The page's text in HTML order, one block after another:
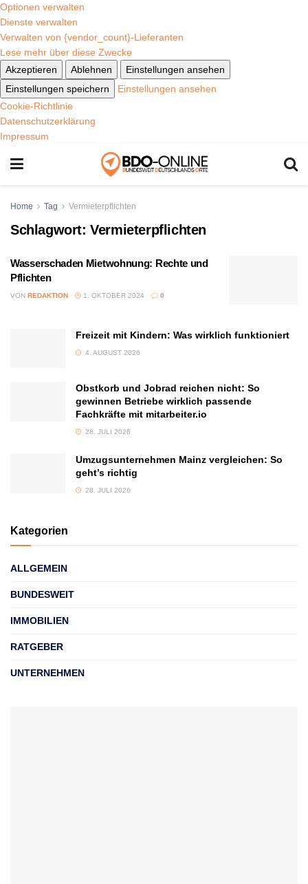
Optionen verwalten
Dienste verwalten
Verwalten von {vendor_count}-Lieferanten
Lese mehr über diese Zwecke
Akzeptieren
Ablehnen
Einstellungen ansehen
Einstellungen speichern
Einstellungen ansehen
Cookie-Richtlinie
Datenschutzerklärung
Impressum
Home Tag Vermieterpflichten
Schlagwort:Vermieterpflichten
Wasserschaden Mietwohnung: Rechte und
Pflichten
VON REDAKTION 1. OKTOBER 2024 0
Freizeit mit Kindern: Was wirklich funktioniert
4. AUGUST 2026
Obstkorb und Jobrad reichen nicht: So
gewinnen Betriebe wirklich passende
Fachkräfte mit mitarbeiter.io
28. JULI 2026
Umzugsunternehmen Mainz vergleichen: So
geht’s richtig
28. JULI 2026
Kategorien
ALLGEMEIN
BUNDESWEIT
IMMOBILIEN
RATGEBER
UNTERNEHMEN